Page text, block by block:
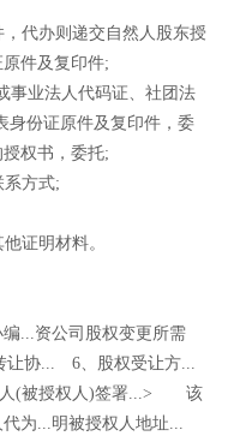
代办则递交自然人股东授
件及复印件;
业法人代码证、社团法
身份证原件及复印件，委
权书，委托;
方式;
证明材料。
编...资公司股权变更所需
协... 6、股权受让方...
人(被授权人)签署...> 该
代为...明被授权人地址...